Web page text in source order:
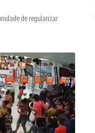
de regularizar